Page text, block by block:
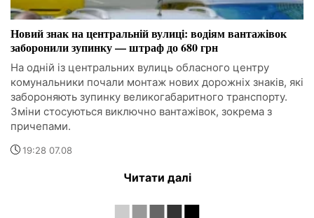
Новий знак на центральній вулиці: водіям вантажівок
заборонили зупинку — штраф до 680 грн
На одній із центральних вулиць обласного центру
комунальники почали монтаж нових дорожніх знаків, які
забороняють зупинку великогабаритного транспорту.
Зміни стосуються виключно вантажівок, зокрема з
причепами.
19:28 07.08
Читати далі